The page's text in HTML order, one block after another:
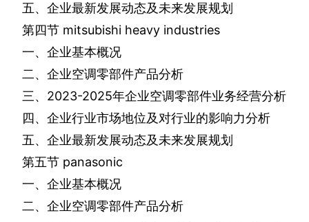
五、企业最新发展动态及未来发展规划
第四节 mitsubishi heavy industries
一、企业基本概况
二、企业空调零部件产品分析
三、 2023-2025年企业空调零部件业务经营分析
四、企业行业市场地位及对行业的影响力分析
五、企业最新发展动态及未来发展规划
第五节 panasonic
一、企业基本概况
二、企业空调零部件产品分析